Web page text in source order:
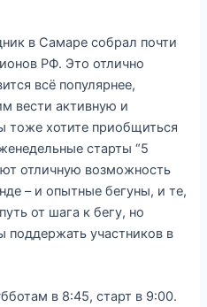
в Самаре собрал почти
РФ. Это отлично
всё популярнее,
вести активную и
тоже хотите приобщиться
старты “5
отличную возможность
– и опытные бегуны, и те,
от шага к бегу, но
поддержать участников в
в 8:45, старт в 9:00.